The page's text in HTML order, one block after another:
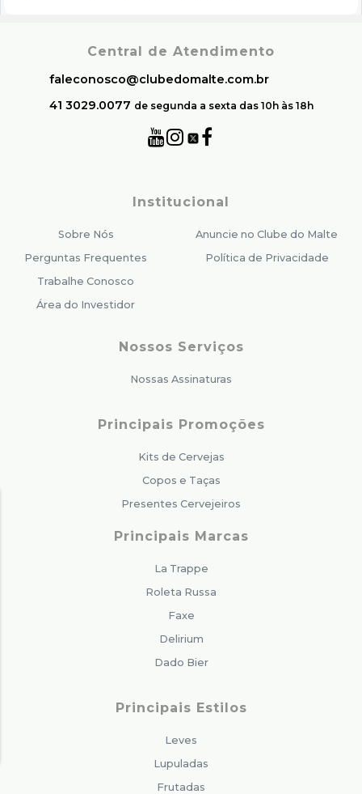
Central de Atendimento
faleconosco@clubedomalte.com.br
41 3029.0077 de segunda a sexta das 10h às 18h
Institucional
Sobre Nós
Perguntas Frequentes
Trabalhe Conosco
Área do Investidor
Anuncie no Clube do Malte
Política de Privacidade
Nossos Serviços
Nossas Assinaturas
Principais Promoções
Kits de Cervejas
Copos e Taças
Presentes Cervejeiros
Principais Marcas
La Trappe
Roleta Russa
Faxe
Delirium
Dado Bier
Principais Estilos
Leves
Lupuladas
Frutadas